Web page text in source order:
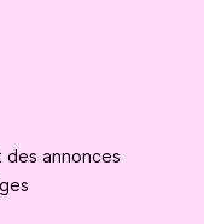
annonces